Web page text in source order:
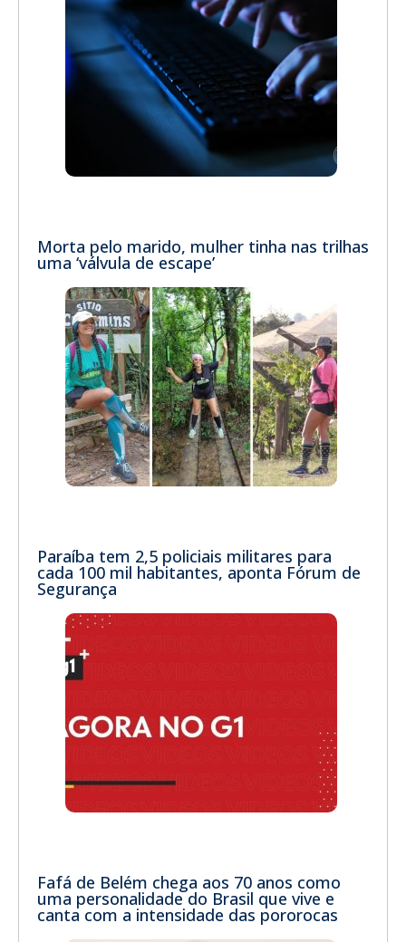
Morta pelo marido, mulher tinha nas trilhas
uma ‘válvula de escape’
Paraíba tem 2,5 policiais militares para
cada 100 mil habitantes, aponta Fórum de
Segurança
Fafá de Belém chega aos 70 anos como
uma personalidade do Brasil que vive e
canta com a intensidade das pororocas